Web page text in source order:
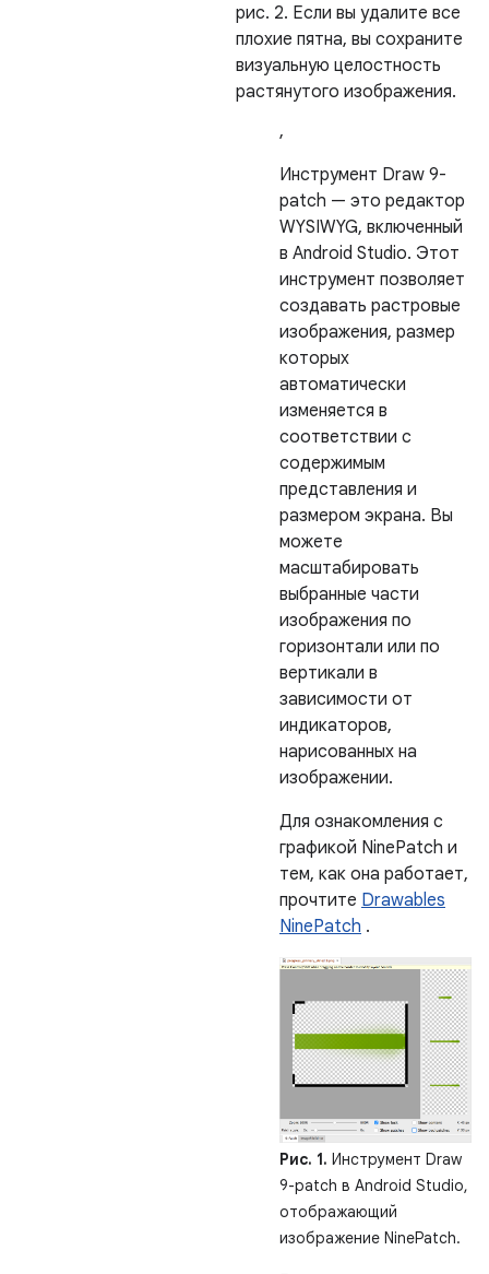
рис. 2. Если вы удалите все
плохие пятна, вы сохраните
визуальную целостность
растянутого изображения.
,
Инструмент Draw 9-
patch — это редактор
WYSIWYG, включенный
в Android Studio. Этот
инструмент позволяет
создавать растровые
изображения, размер
которых
автоматически
изменяется в
соответствии с
содержимым
представления и
размером экрана. Вы
можете
масштабировать
выбранные части
изображения по
горизонтали или по
вертикали в
зависимости от
индикаторов,
нарисованных на
изображении.
Для ознакомления с
графикой NinePatch и
тем, как она работает,
прочтите Drawables
NinePatch .
Рис. 1. Инструмент Draw
9-patch в Android Studio,
отображающий
изображение NinePatch.